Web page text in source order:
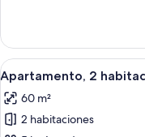
(4
Adults)
1
habitación,
balcón
Adults)
Abrir
todas
las
fotos
9
Apartamento, 2
60 m²
2 habitaciones